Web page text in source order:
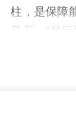
柱，是保障
基石。”种
领域的“国
环保型高